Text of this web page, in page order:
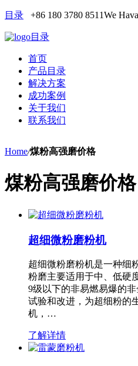
目录 +86 180 3780 8511We
目录
首页
产品目录
解决方案
成功案例
关于我们
联系我们
Home/煤粉高强磨价格
煤粉高强磨价格
超细微粉磨粉机
超细微粉磨粉机是一种细
粉磨主要适用于中、低硬
9级以下的非易燃易爆的
试验和改进，为超细粉的
机，…
了解详情